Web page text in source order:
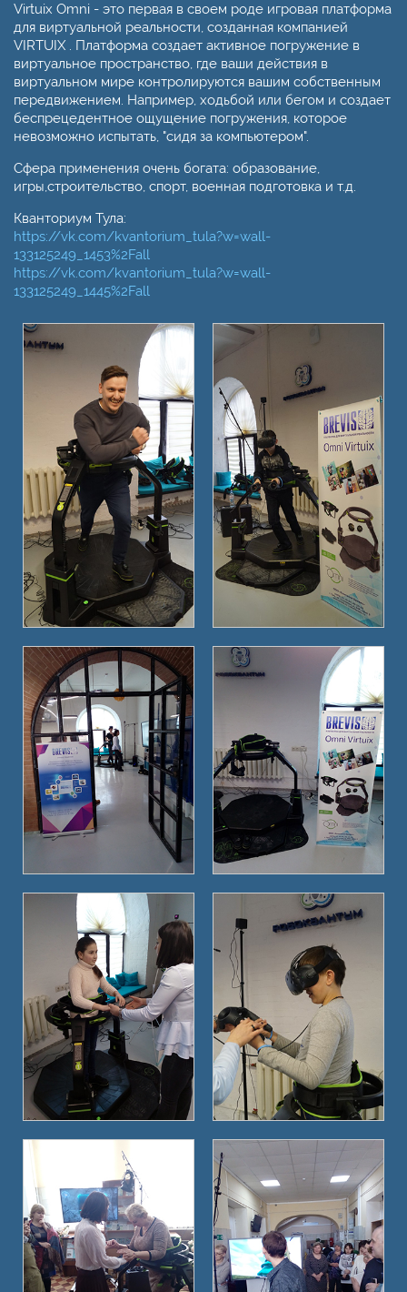
Virtuix Omni - это первая в своем роде игровая платформа
для виртуальной реальности, созданная компанией
VIRTUIX . Платформа создает активное погружение в
виртуальное пространство, где ваши действия в
виртуальном мире контролируются вашим собственным
передвижением. Например, ходьбой или бегом и создает
беспрецедентное ощущение погружения, которое
невозможно испытать, "сидя за компьютером".
Сфера применения очень богата: образование,
игры,строительство, спорт, военная подготовка и т.д.
Кванториум Тула:
https://vk.com/kvantorium_tula?w=wall-
133125249_1453%2Fall
https://vk.com/kvantorium_tula?w=wall-
133125249_1445%2Fall